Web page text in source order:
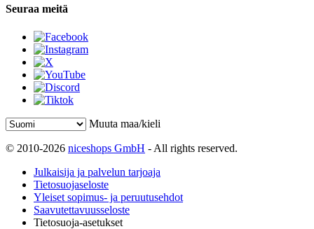
Seuraa meitä
Muuta maa/kieli
© 2010-2026 niceshops GmbH - All rights reserved.
Julkaisija ja palvelun tarjoaja
Tietosuojaseloste
Yleiset sopimus- ja peruutusehdot
Saavutettavuusseloste
Tietosuoja-asetukset